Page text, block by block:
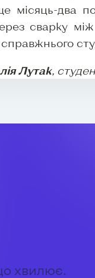
місяць-два
сварку
Лутак,
хвилює.